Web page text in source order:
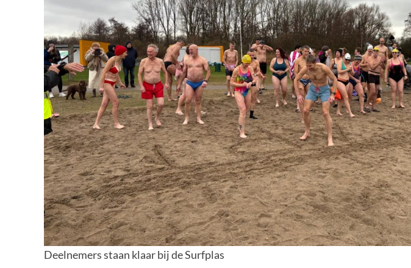
Deelnemers staan klaar bij de Surfplas